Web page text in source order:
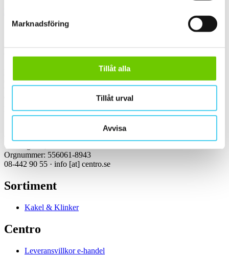
Marknadsföring
Tillåt alla
Tillåt urval
Avvisa
Kontakt
Öppettider:
Mejl:info[at]centro.se
Girovägen 3, 175 62 Järfälla
Orgnummer: 556061-8943
08-442 90 55 · info [at] centro.se
Sortiment
Kakel & Klinker
Centro
Leveransvillkor e-handel